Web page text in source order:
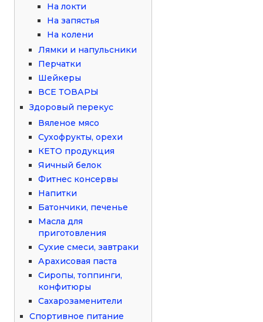
На локти
На запястья
На колени
Лямки и напульсники
Перчатки
Шейкеры
ВСЕ ТОВАРЫ
Здоровый перекус
Вяленое мясо
Сухофрукты, орехи
КЕТО продукция
Яичный белок
Фитнес консервы
Напитки
Батончики, печенье
Масла для
приготовления
Сухие смеси, завтраки
Арахисовая паста
Сиропы, топпинги,
конфитюры
Сахарозаменители
Спортивное питание